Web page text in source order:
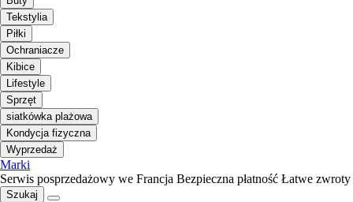
Tekstylia
Piłki
Ochraniacze
Kibice
Lifestyle
Sprzęt
siatkówka plażowa
Kondycja fizyczna
Wyprzedaż
Marki
Serwis posprzedażowy we Francja Bezpieczna płatność Łatwe zwroty
Szukaj